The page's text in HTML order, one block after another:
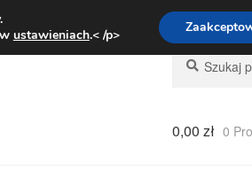
Pn.-pt. 9:00-16:00800 003
Szukaj:
Szukaj
0,00 zł 0
ustawieniach.< /p>